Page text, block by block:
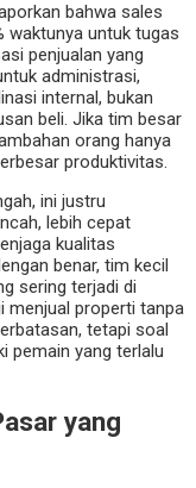
bahwa sales
waktunya untuk tugas
penjualan yang
administrasi,
internal, bukan
beli. Jika tim besar
orang hanya
produktivitas.
ini justru
lebih cepat
kualitas
benar, tim kecil
sering terjadi di
menjual properti tanpa
tetapi soal
pemain yang terlalu
yang